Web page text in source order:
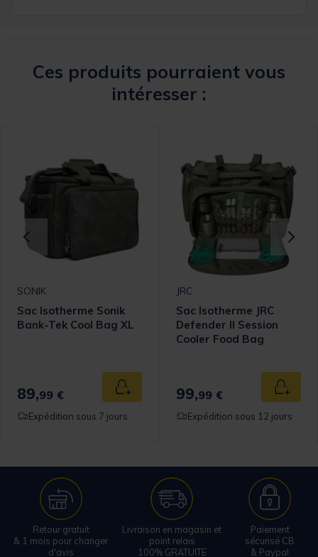
Ces produits pourraient vous
intéresser :
panier
SONIK
Sac Isotherme Sonik
Bank-Tek Cool Bag XL
89,99 € Ajouter au panier
Expédition sous 7 jours
JRC
Sac Isotherme JRC
Defender II Session
Cooler Food Bag
99,99 €
Expédition sous 12 jours
Retour gratuit
& 1 mois pour changer
d'avis
Livraison en magasin et
point relais
100% GRATUITE
Paiement
sécurisé CB
& Paypal